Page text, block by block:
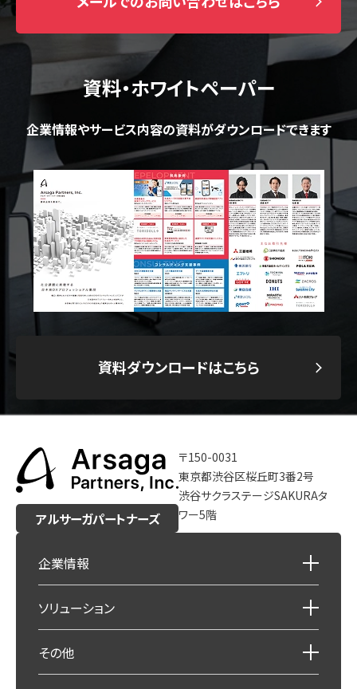
資料・ホワイトペーパー
企業情報やサービス内容の資料がダウンロードできます
資料ダウンロードはこちら
アルサーガパートナーズ
〒150-0031
東京都渋谷区桜丘町3番2号
渋谷サクラステージSAKURAタ
ワー5階
企業情報
ソリューション
その他